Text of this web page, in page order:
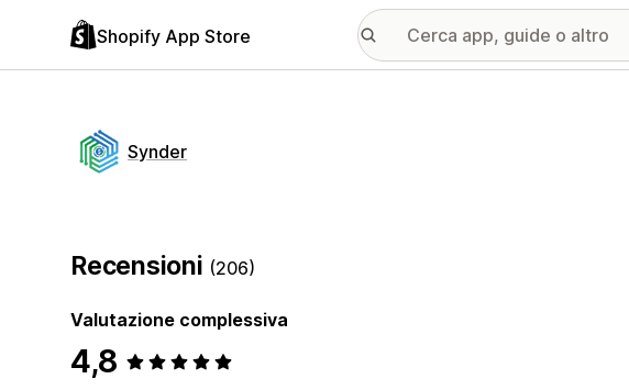
Shopify App Store
Synder
Recensioni (206)
Valutazione complessiva
4,8